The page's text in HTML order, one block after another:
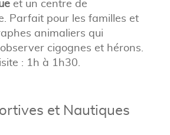
et un centre de
Parfait pour les familles et
animaliers qui
cigognes et hérons.
: 1h à 1h30.
et Nautiques